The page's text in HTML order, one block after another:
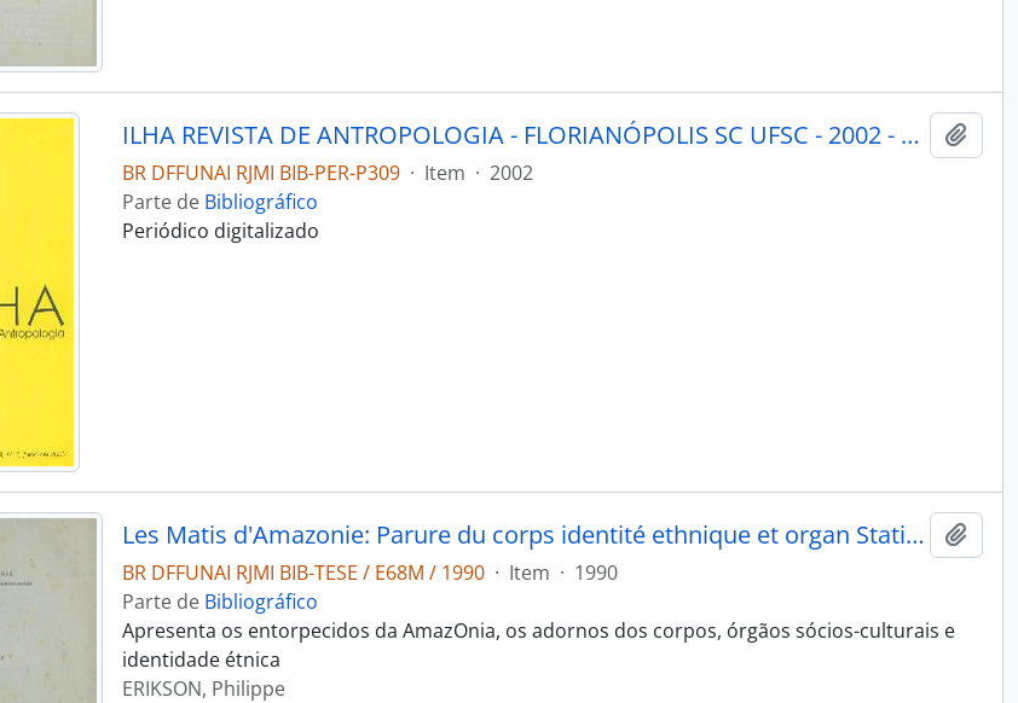
ILHA REVISTA DE ANTROPOLOGIA - FLORIANÓPOLIS SC UFSC - 2002 - Nº01
BR DFFUNAI RJMI BIB-PER-P309 · Item · 2002
Parte de Bibliográfico
Periódico digitalizado
Les Matis d'Amazonie: Parure du corps identité ethnique et organ Station sociale
BR DFFUNAI RJMI BIB-TESE / E68M / 1990 · Item · 1990
Parte de Bibliográfico
Apresenta os entorpecidos da AmazOnia, os adornos dos corpos, órgãos sócios-culturais e
identidade étnica
ERIKSON, Philippe